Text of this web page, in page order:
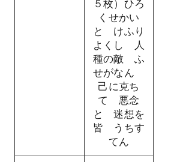
５枚）ひろ
くせかい
と けふり
よくし 人
種の敵 ふ
せがなん
己に克ち
て 悪念
と 迷想を
皆 うちす
てん